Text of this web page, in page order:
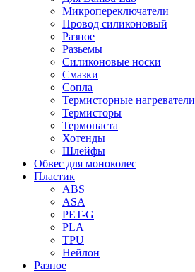
Микропереключатели
Провод силиконовый
Разное
Разьемы
Силиконовые носки
Смазки
Сопла
Термисторные нагреватели
Термисторы
Термопаста
Хотенды
Шлейфы
Обвес для моноколес
Пластик
ABS
ASA
PET-G
PLA
TPU
Нейлон
Разное